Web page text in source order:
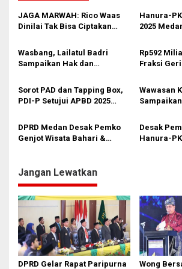
s
i
o
JAGA MARWAH: Rico Waas
Dinilai Tak Bisa Ciptakan
Jangan Bungkam
Hanura-
2025
Anggaran
Rp592 M,
Wasbang, Lailatul Badri
Sampaikan Hak dan
Rp592
Fraksi
Segudang
Sorot PAD dan Tapping Box,
PDI-P Setujui APBD 2025
Catatan Kritis
Wawasan
DPRD Medan Desak Pemko
Genjot Wisata Bahari &
Menggiurkan!
Desak
Hanura-
Jangan Lewatkan
DPRD Gelar Rapat Paripurna
Wong